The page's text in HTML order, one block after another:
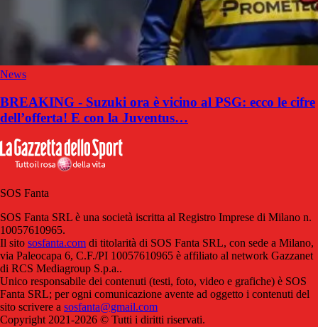
News
BREAKING - Suzuki ora è vicino al PSG: ecco le cifre
dell’offerta! E con la Juventus…
SOS Fanta
SOS Fanta SRL è una società iscritta al Registro Imprese di Milano n.
10057610965.
Il sito sosfanta.com di titolarità di SOS Fanta SRL, con sede a Milano,
via Paleocapa 6, C.F./PI 10057610965 è affiliato al network Gazzanet
di RCS Mediagroup S.p.a..
Unico responsabile dei contenuti (testi, foto, video e grafiche) è SOS
Fanta SRL; per ogni comunicazione avente ad oggetto i contenuti del
sito scrivere a sosfanta@gmail.com
Copyright 2021-2026 © Tutti i diritti riservati.